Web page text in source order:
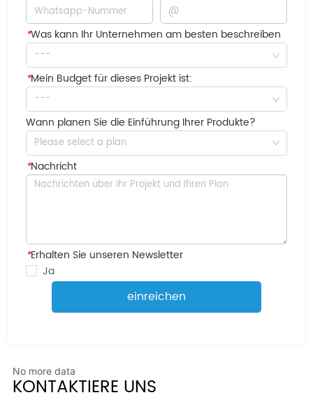
*Was kann Ihr Unternehmen am besten beschreiben
---
*Mein Budget für dieses Projekt ist:
---
Wann planen Sie die Einführung Ihrer Produkte?
Please select a plan
*Nachricht
*Erhalten Sie unseren Newsletter
Ja
einreichen
No more data
KONTAKTIERE UNS